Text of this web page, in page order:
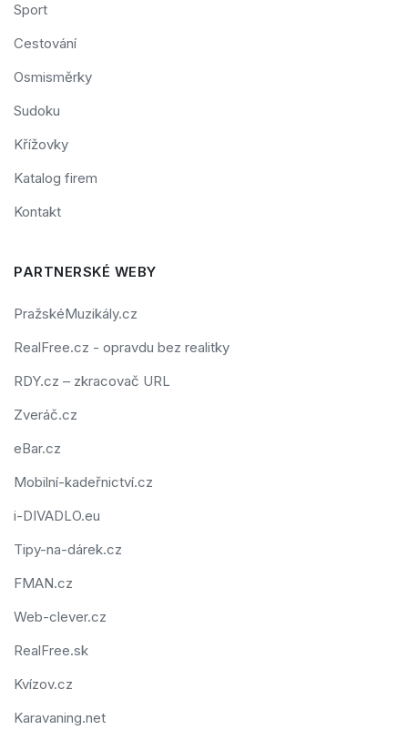
Sport
Cestování
Osmisměrky
Sudoku
Křížovky
Katalog firem
Kontakt
PARTNERSKÉ WEBY
PražskéMuzikály.cz
RealFree.cz - opravdu bez realitky
RDY.cz – zkracovač URL
Zveráč.cz
eBar.cz
Mobilní-kadeřnictví.cz
i-DIVADLO.eu
Tipy-na-dárek.cz
FMAN.cz
Web-clever.cz
RealFree.sk
Kvízov.cz
Karavaning.net